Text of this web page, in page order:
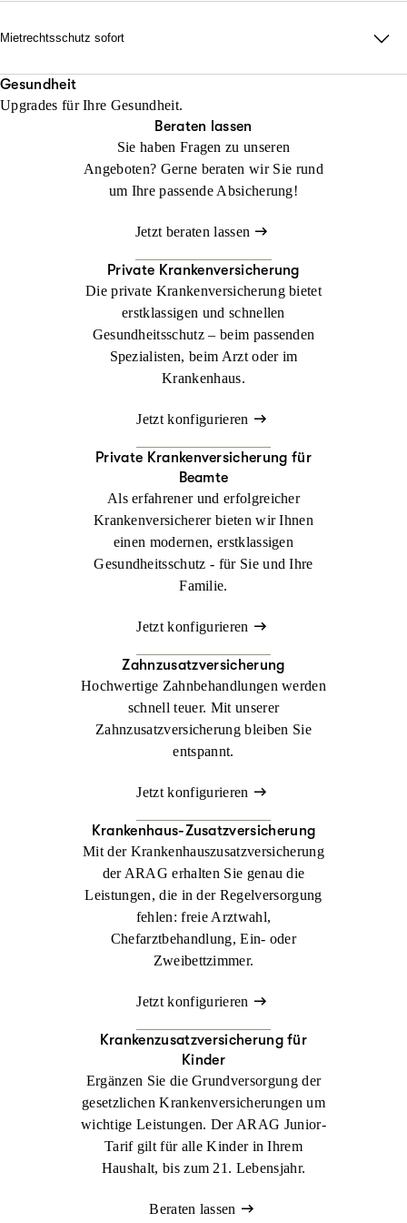
erforderlich auch durch alle Instanzen.
Jetzt konfigurieren
keinen Anwalt beauftragt haben!
Jetzt konfigurieren Beraten lassen
Mietrechtsschutz sofort
übernehmen Ihre Anwalts- und Gerichtskosten und geben
sofortige Rückendeckung bei Streit rund ums Wohnen.
Jetzt konfigurieren Beraten lassen
Gesundheit
Upgrades für Ihre Gesundheit.
Beraten lassen
Sie haben Fragen zu unseren
Angeboten? Gerne beraten wir Sie rund
um Ihre passende Absicherung!
Jetzt beraten lassen
Private Krankenversicherung
Die private Krankenversicherung bietet
erstklassigen und schnellen
Gesundheitsschutz – beim passenden
Spezialisten, beim Arzt oder im
Krankenhaus.
Jetzt konfigurieren
Private Krankenversicherung für
Beamte
Als erfahrener und erfolgreicher
Krankenversicherer bieten wir Ihnen
einen modernen, erstklassigen
Gesundheitsschutz - für Sie und Ihre
Familie.
Jetzt konfigurieren
Zahnzusatzversicherung
Hochwertige Zahnbehandlungen werden
schnell teuer. Mit unserer
Zahnzusatzversicherung bleiben Sie
entspannt.
Jetzt konfigurieren
Krankenhaus-Zusatzversicherung
Mit der Krankenhauszusatzversicherung
der ARAG erhalten Sie genau die
Leistungen, die in der Regelversorgung
fehlen: freie Arztwahl,
Chefarztbehandlung, Ein- oder
Zweibettzimmer.
Jetzt konfigurieren
Krankenzusatz­versicherung für
Kinder
Ergänzen Sie die Grundversorgung der
gesetzlichen Krankenversicherungen um
wichtige Leistungen. Der ARAG Junior-
Tarif gilt für alle Kinder in Ihrem
Haushalt, bis zum 21. Lebensjahr.
Beraten lassen